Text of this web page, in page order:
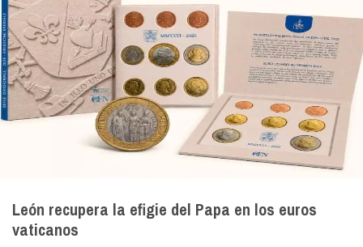
León recupera la efigie del Papa en los euros
vaticanos